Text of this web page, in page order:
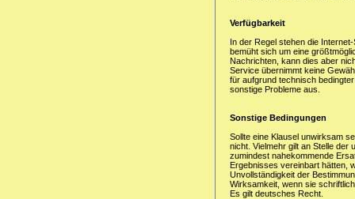
Verfügbarkeit
In der Regel stehen die
bemüht sich um eine
Nachrichten, kann dies aber
Service übernimmt keine
für aufgrund technisch
sonstige Probleme aus.
Sonstige Bedingungen
Sollte eine Klausel unwirksam
nicht. Vielmehr gilt an Stelle der
zumindest nahekommende
Ergebnisses vereinbart hätten,
Unvollständigkeit der
Wirksamkeit, wenn sie
Es gilt deutsches Recht.